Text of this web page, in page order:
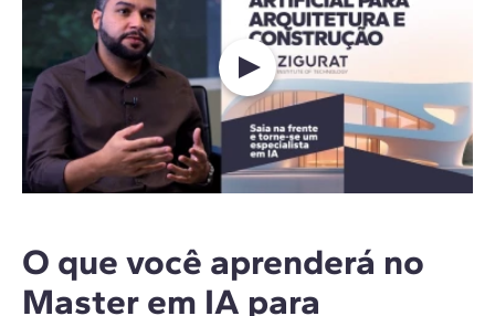
O que você aprenderá no
Master em IA para